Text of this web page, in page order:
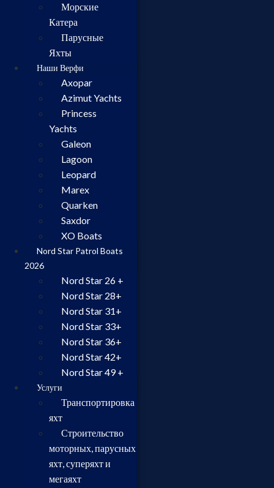
Морские
Катера
Парусные
Яхты
Наши Верфи
Axopar
Azimut Yachts
Princess
Yachts
Galeon
Lagoon
Leopard
Marex
Quarken
Saxdor
XO Boats
Nord Star Patrol Boats
2026
Nord Star 26 +
Nord Star 28+
Nord Star 31+
Nord Star 33+
Nord Star 36+
Nord Star 42+
Nord Star 49 +
Услуги
Транспортировка
яхт
Строительство
моторных, парусных
яхт, суперяхт и
мегаяхт